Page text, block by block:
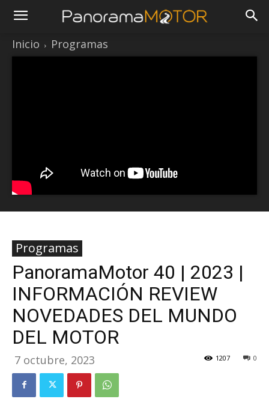
Inicio Programas
Programas
PanoramaMotor 40 | 2023 |
INFORMACIÓN REVIEW
NOVEDADES DEL MUNDO
DEL MOTOR
7 octubre, 2023 0
1207